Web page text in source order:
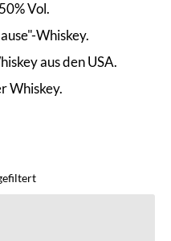
Vol.
Whiskey.
aus den USA.
Whiskey.